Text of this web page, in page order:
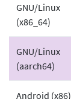
GNU/Linux
(x86_64)
GNU/Linux
(aarch64)
Android (x86)